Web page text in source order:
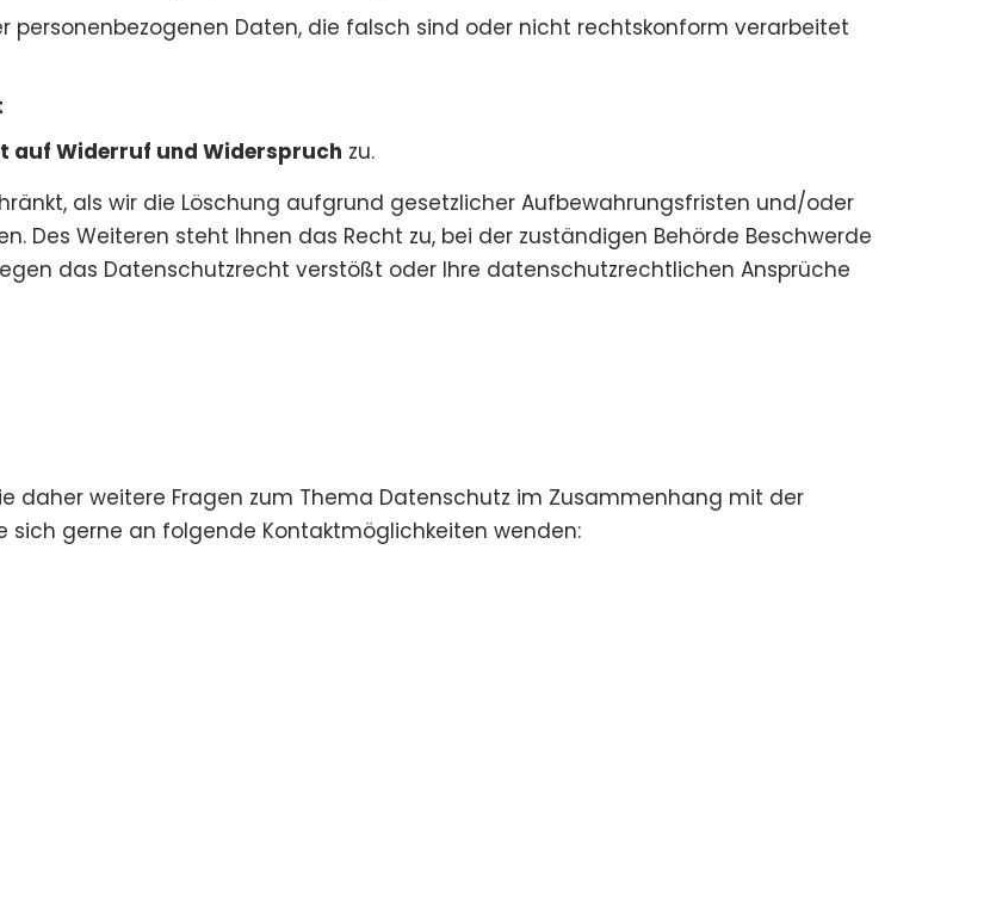
personenbezogenen Daten, die falsch sind oder nicht rechtskonform verarbeitet
auf Widerruf und Widerspruch zu.
als wir die Löschung aufgrund gesetzlicher Aufbewahrungsfristen und/oder
Des Weiteren steht Ihnen das Recht zu, bei der zuständigen Behörde Beschwerde
das Datenschutzrecht verstößt oder Ihre datenschutzrechtlichen Ansprüche
daher weitere Fragen zum Thema Datenschutz im Zusammenhang mit der
sich gerne an folgende Kontaktmöglichkeiten wenden: